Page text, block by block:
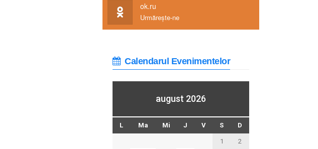
ok.ru
Urmărește-ne
Calendarul Evenimentelor
august 2026
L Ma Mi J V S D
1 2